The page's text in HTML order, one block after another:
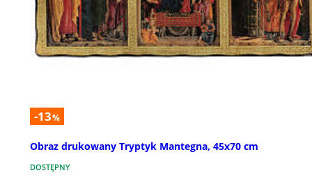
-13%
Obraz drukowany Tryptyk Mantegna, 45x70 cm
DOSTĘPNY